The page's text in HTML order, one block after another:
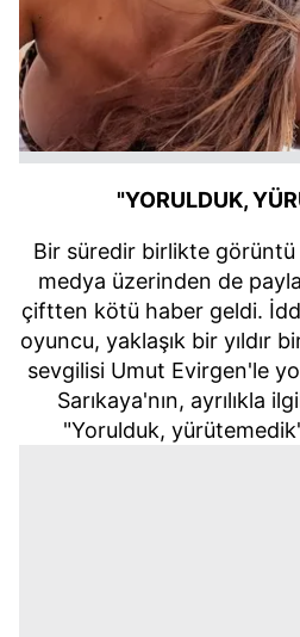
"YORULDUK,
Bir süredir birlikte
medya üzerinden de
çiftten kötü haber geldi.
oyuncu, yaklaşık bir yıldır
sevgilisi Umut Evirgen'le
Sarıkaya'nın, ayrılıkla
"Yorulduk,